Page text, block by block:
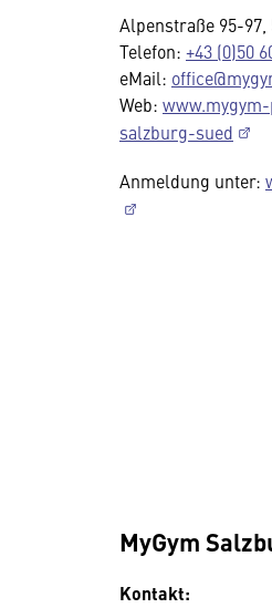
Alpenstraße 95-97,
Telefon: +43 (0)50
eMail:
Web:
salzburg-sued
Anmeldung unter:
MyGym
Kontakt: